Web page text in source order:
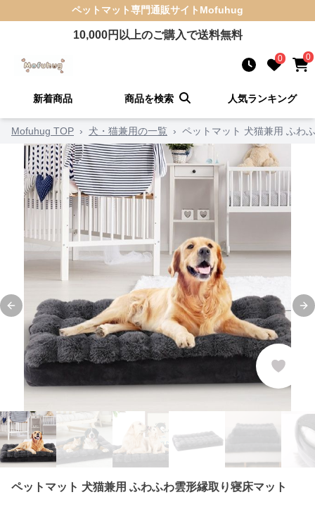
ペットマット専門通販サイト Mofuhug
10,000円以上のご購入で送料無料
0 0
新着商品 商品を検索 人気ランキング
Mofuhug TOP › 犬・猫兼用の一覧 › ペットマット 犬猫兼用 ふわ
Previous slide
ペットマット 犬猫兼用 ふわふわ雲形縁取り寝床マット